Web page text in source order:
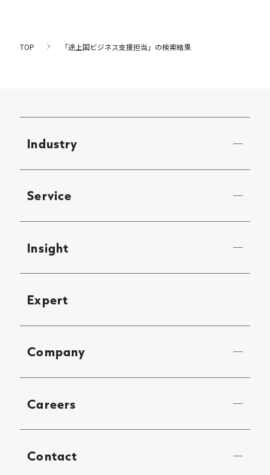
TOP 「途上国ビジネス支援担当」の検索結果
Industry
Service
Insight
Expert
Company
Careers
Contact